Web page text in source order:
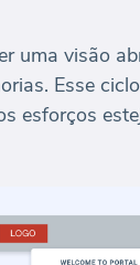
uma visão
Esse
esforços